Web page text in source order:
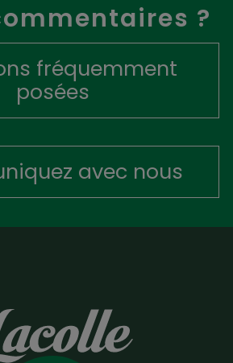
?
fréquemment
posées
avec nous